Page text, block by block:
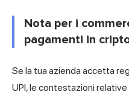
Nota per i
pagamenti in
Se la tua azienda accetta
UPI, le contestazioni